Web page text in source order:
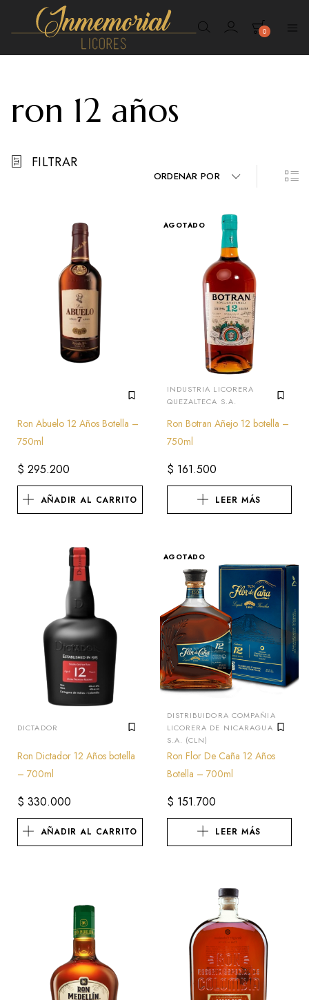
Inmemorial
0
ron 12 años
FILTRAR
ORDENAR POR
Ron Abuelo 12 Años Botella –
750ml
$ 295.200
AÑADIR AL CARRITO
AGOTADO
INDUSTRIA LICORERA
QUEZALTECA S.A.
Ron Botran Añejo 12 botella –
750ml
$ 161.500
LEER MÁS
DICTADOR
Ron Dictador 12 Años botella
– 700ml
$ 330.000
AÑADIR AL CARRITO
AGOTADO
DISTRIBUIDORA COMPAÑIA
LICORERA DE NICARAGUA
S.A. (CLN)
Ron Flor De Caña 12 Años
Botella – 700ml
$ 151.700
LEER MÁS